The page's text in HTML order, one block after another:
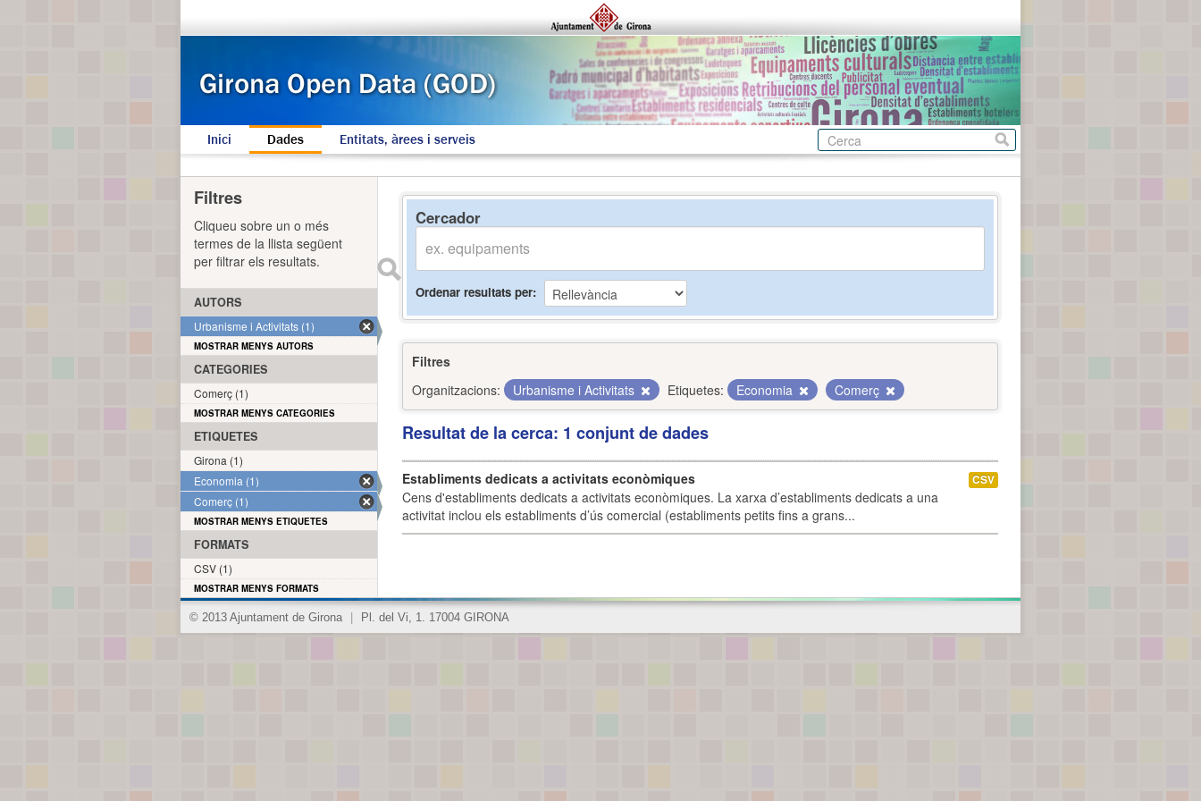
Inici Dades Entitats, àrees i serveis
Cercador
Ordenar resultats per
Filtres
Organitzacions:
Urbanisme i Activitats Etiquetes: Economia Comerç
Resultat de la cerca: 1 conjunt de dades
Establiments dedicats a activitats econòmiques
Cens d'establiments dedicats a activitats econòmiques. La xarxa d’establiments dedicats a una
activitat inclou els establiments d’ús comercial (establiments petits fins a grans...
CSV
Filtres
Cliqueu sobre un o més
termes de la llista següent
per filtrar els resultats.
AUTORS
Urbanisme i Activitats (1)
MOSTRAR MENYS AUTORS
CATEGORIES
Comerç (1)
MOSTRAR MENYS CATEGORIES
ETIQUETES
Girona (1)
Economia (1)
Comerç (1)
MOSTRAR MENYS ETIQUETES
FORMATS
CSV (1)
MOSTRAR MENYS FORMATS
© 2013 Ajuntament de Girona Pl. del Vi, 1. 17004 GIRONA